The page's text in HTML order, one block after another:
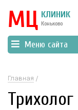
МЦ КЛИНИК
Коньково
Меню сайта
Главная